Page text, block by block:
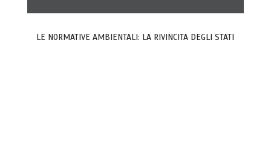
LE NORMATIVE AMBIENTALI: LA RIVINCITA DEGLI STATI